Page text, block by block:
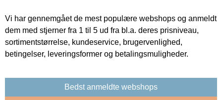
Vi har gennemgået de mest populære webshops og anmeldt
dem med stjerner fra 1 til 5 ud fra bl.a. deres prisniveau,
sortimentstørrelse, kundeservice, brugervenlighed,
betingelser, leveringsformer og betalingsmuligheder.
Bedst anmeldte webshops